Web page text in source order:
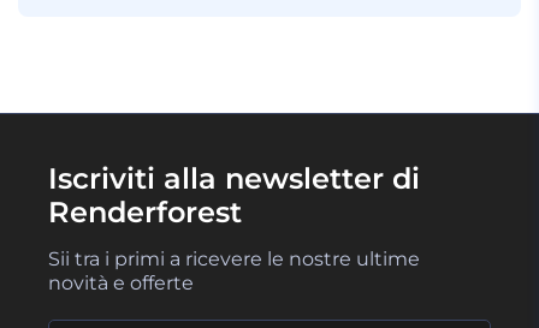
Iscriviti alla newsletter di
Renderforest
Sii tra i primi a ricevere le nostre ultime
novità e offerte